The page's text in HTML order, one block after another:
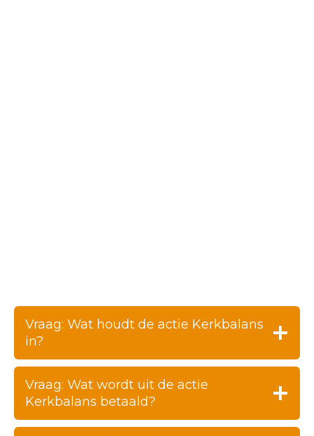
Vraag: Wat houdt de actie Kerkbalans
in?
Vraag: Wat wordt uit de actie
Kerkbalans betaald?